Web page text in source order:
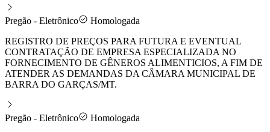
Pregão - Eletrônico
Homologada
REGISTRO DE PREÇOS PARA FUTURA E EVENTUAL
CONTRATAÇÃO DE EMPRESA ESPECIALIZADA NO
FORNECIMENTO DE GÊNEROS ALIMENTICIOS, A FIM DE
ATENDER AS DEMANDAS DA CÂMARA MUNICIPAL DE
BARRA DO GARÇAS/MT.
Pregão - Eletrônico
Homologada